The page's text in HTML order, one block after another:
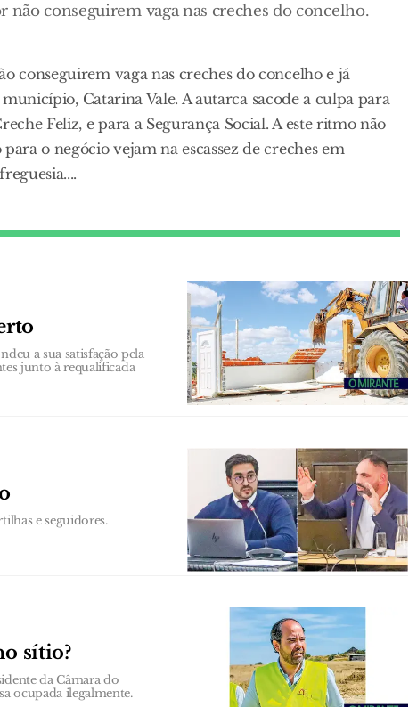
não conseguirem vaga nas creches do concelho.
conseguirem vaga nas creches do concelho e já
Catarina Vale. A autarca sacode a culpa para
Feliz, e para a Segurança Social. A este ritmo não
o negócio vejam na escassez de creches em
a sua satisfação pela
junto à requalificada
e seguidores.
sítio?
da Câmara do
ocupada ilegalmente.